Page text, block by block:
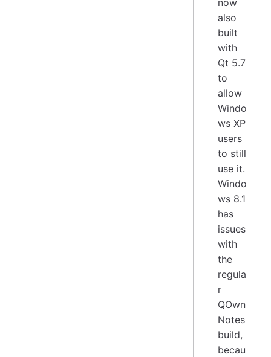
now
also
built
with
Qt 5.7
to
allow
Windo
ws XP
users
to still
use it.
Windo
ws 8.1
has
issues
with
the
regula
r
QOwn
Notes
build,
becau